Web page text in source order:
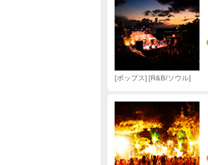
ポップス R&B/ソウル